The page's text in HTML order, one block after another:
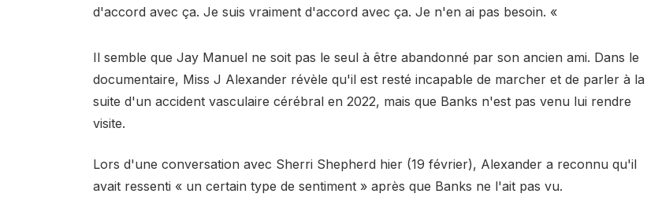
d'accord avec ça. Je suis vraiment d'accord avec ça. Je n'en ai pas besoin. «
Il semble que Jay Manuel ne soit pas le seul à être abandonné par son ancien ami. Dans le
documentaire, Miss J Alexander révèle qu'il est resté incapable de marcher et de parler à la
suite d'un accident vasculaire cérébral en 2022, mais que Banks n'est pas venu lui rendre
visite.
Lors d'une conversation avec Sherri Shepherd hier (19 février), Alexander a reconnu qu'il
avait ressenti « un certain type de sentiment » après que Banks ne l'ait pas vu.